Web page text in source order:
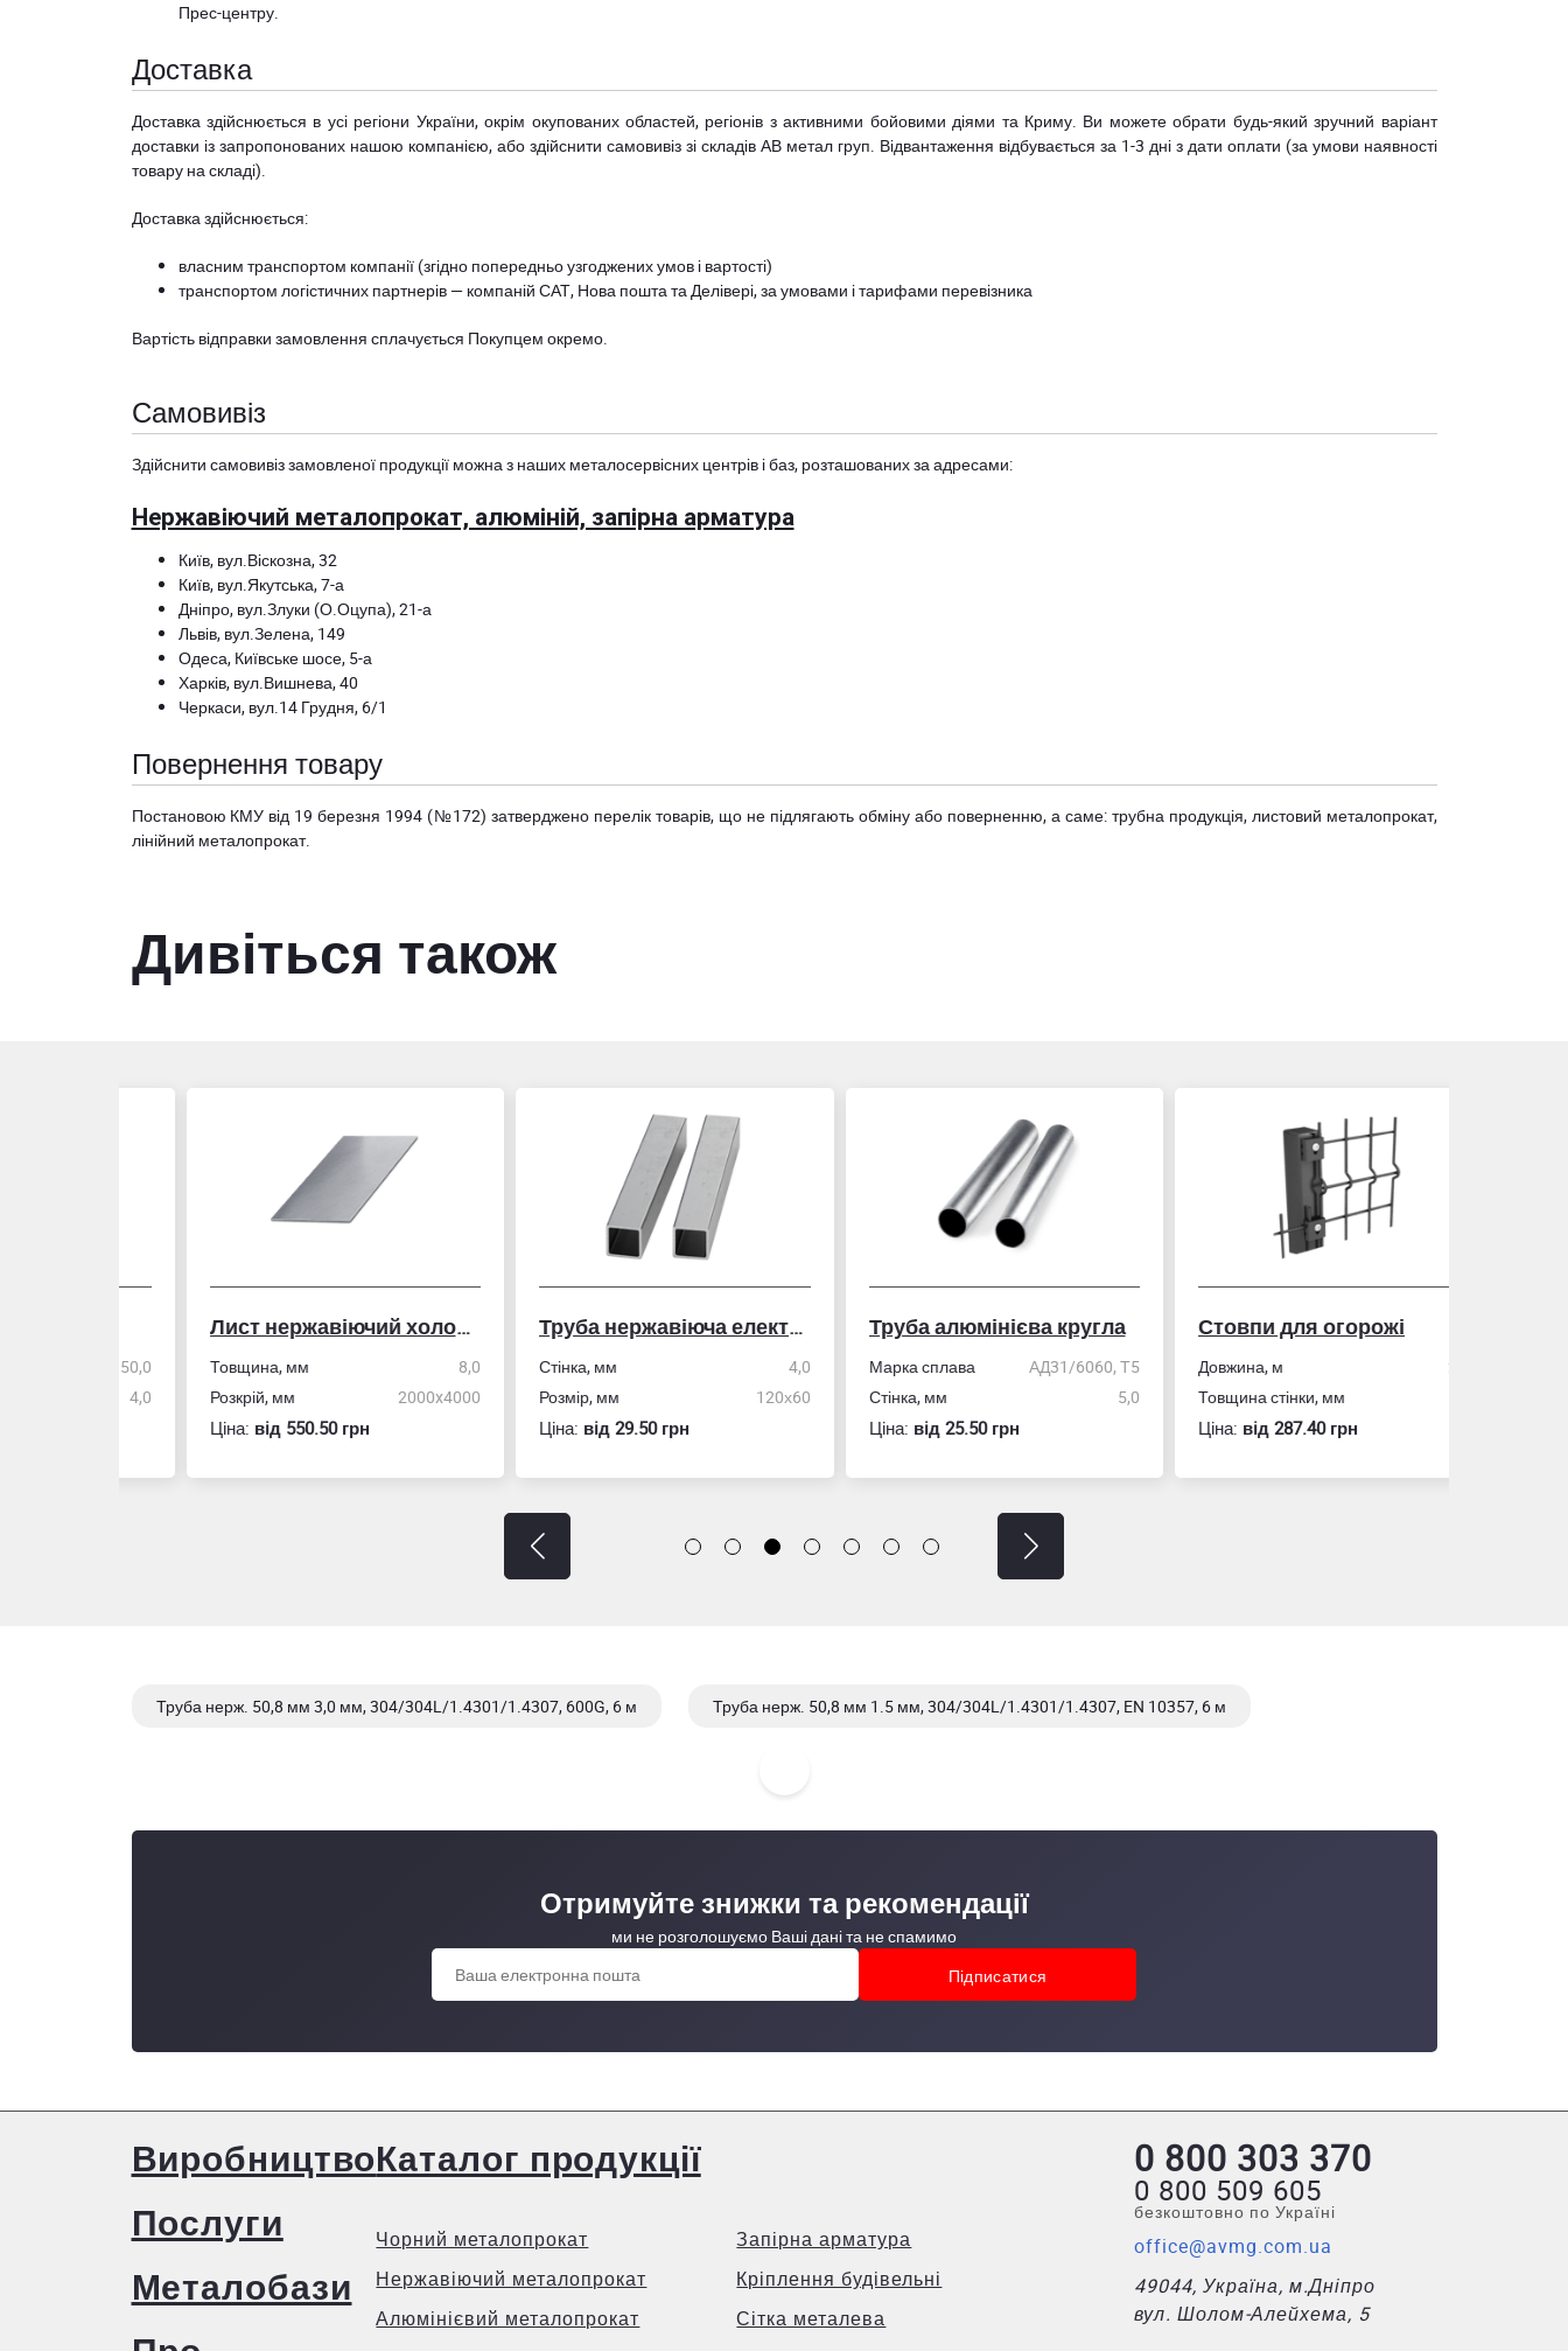
Прес-центру.
Доставка
Доставка здійснюється в усі регіони України, окрім окупованих областей, регіонів з активними бойовими діями та Криму. Ви можете обрати будь-який зручний варіант
доставки із запропонованих нашою компанією, або здійснити самовивіз зі складів АВ метал груп. Відвантаження відбувається за 1-3 дні з дати оплати (за умови наявності
товару на складі).
Доставка здійснюється:
власним транспортом компанії (згідно попередньо узгоджених умов і вартості)
транспортом логістичних партнерів — компаній САТ, Нова пошта та Делівері, за умовами і тарифами перевізника
Вартість відправки замовлення сплачується Покупцем окремо.
Самовивіз
Здійснити самовивіз замовленої продукції можна з наших металосервісних центрів і баз, розташованих за адресами:
Нержавіючий металопрокат, алюміній, запірна арматура
Київ, вул.Віскозна, 32
Київ, вул.Якутська, 7-а
Дніпро, вул.Злуки (О.Оцупа), 21-а
Львів, вул.Зелена, 149
Одеса, Київське шосе, 5-а
Харків, вул.Вишнева, 40
Черкаси, вул.14 Грудня, 6/1
Повернення товару
Постановою КМУ від 19 березня 1994 (№172) затверджено перелік товарів, що не підлягають обміну або поверненню, а саме: трубна продукція, листовий металопрокат,
лінійний металопрокат.
Дивіться також
Лист нержавіючий холоднокатаний
Товщина, мм
Розкрій, мм
2000x4000
вiд 550.50 грн
Труба нержавіюча електрозварна профільна
Стінка, мм
Розмір, мм
вiд 29.50 грн
Труба алюмінієва кругла
Марка сплава
АД31/6060, Т5
Стінка, мм
вiд 25.50 грн
Стовпи для огорожі
Довжина, м
Товщина стінки, мм
вiд 287.40 грн
Труба нерж. 50,8 мм 3,0 мм, 304/304L/1.4301/1.4307, 600G, 6 м Труба нерж. 50,8 мм 1.5 мм, 304/304L/1.4301/1.4307, EN 10357, 6 м
Отримуйте знижки та рекомендації
ми не розголошуємо Ваші дані та не спамимо
Виробництво
Послуги
Металобази
Каталог продукції
Чорний металопрокат
Нержавіючий металопрокат
Алюмінієвий металопрокат
Запірна арматура
Кріплення будівельні
Сітка металева
0 800 303 370
0 800 509 605
безкоштовно по Україні
office@avmg.com.ua
49044, Україна, м.Дніпро
вул. Шолом-Алейхема, 5